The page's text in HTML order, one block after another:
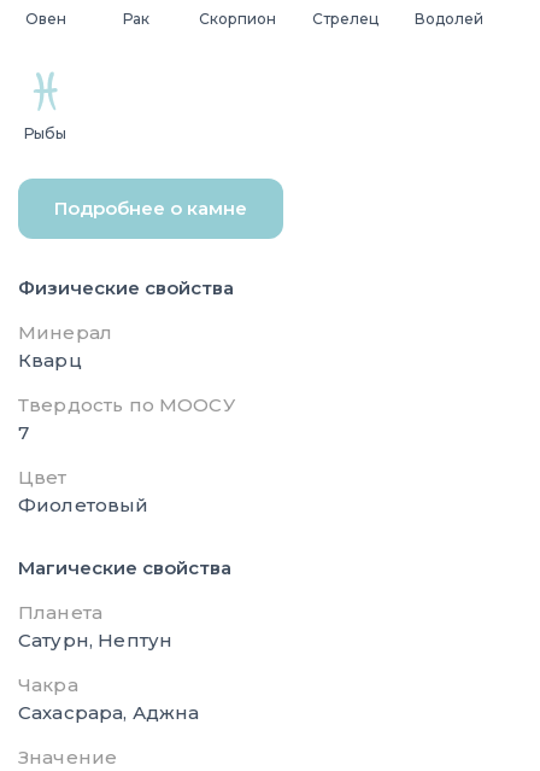
Овен Рак Скорпион Стрелец Водолей
Рыбы
Подробнее о камне
Физические свойства
Минерал
Кварц
Твердость по МООСУ
7
Цвет
Фиолетовый
Магические свойства
Планета
Сатурн, Нептун
Чакра
Сахасрара, Аджна
Значение